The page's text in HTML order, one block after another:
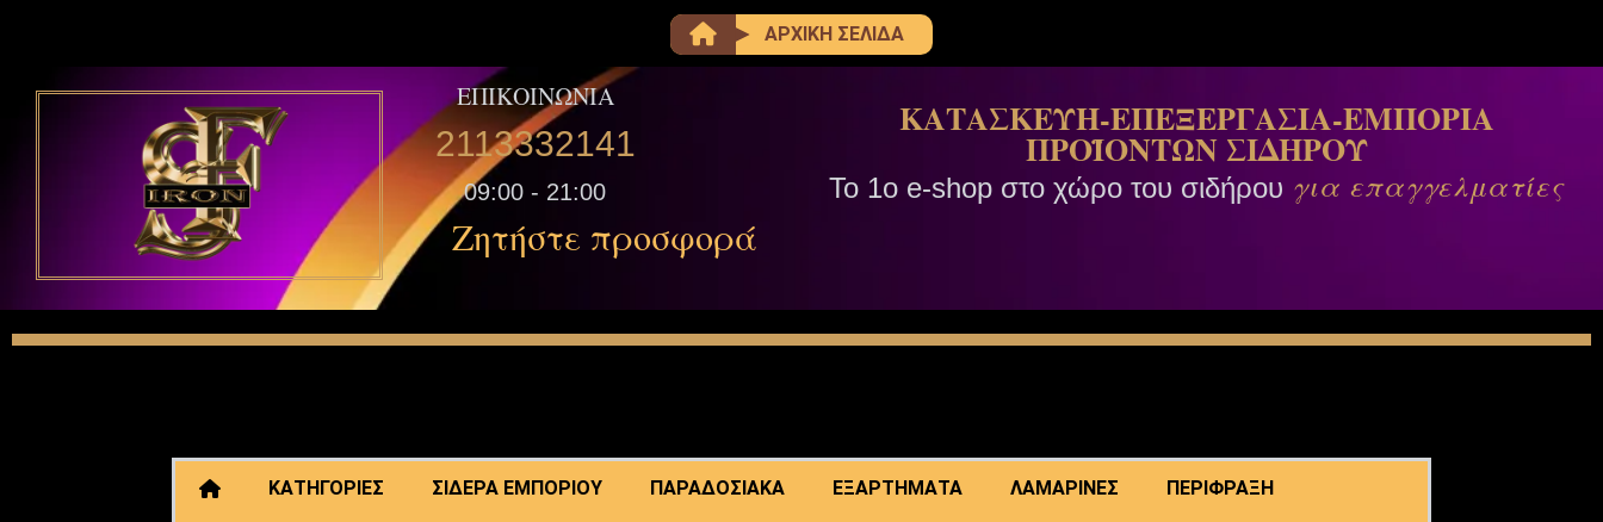
ΑΡΧΙΚΗ ΣΕΛΙΔΑ
ΕΠΙΚΟΙΝΩΝΙΑ
2113332141
09:00 - 21:00
Ζητήστε προσφορά
ΚΑΤΑΣΚΕΥΗ-ΕΠΕΞΕΡΓΑΣΙΑ-ΕΜΠΟΡΙΑ
ΠΡΟΪΟΝΤΩΝ ΣΙΔΗΡΟΥ
Το 1ο e-shop στο χώρο του σιδήρου για επαγγελματίες
ΚΑΤΗΓΟΡΙΕΣ ΣΙΔΕΡΑ ΕΜΠΟΡΙΟΥ ΠΑΡΑΔΟΣΙΑΚΑ ΕΞΑΡΤΗΜΑΤΑ ΛΑΜΑΡΙΝΕΣ ΠΕΡΙΦΡΑΞΗ